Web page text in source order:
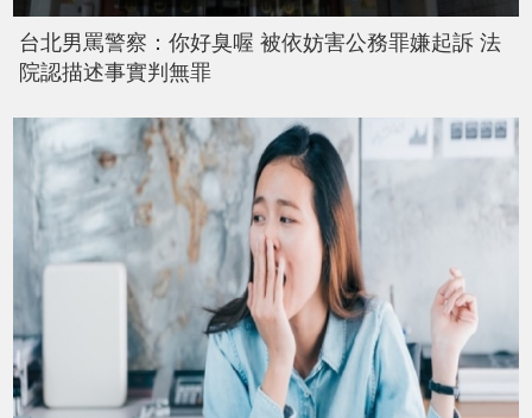
台北男罵警察：你好臭喔 被依妨害公務罪嫌起訴 法
院認描述事實判無罪